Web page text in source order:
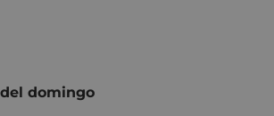
domingo